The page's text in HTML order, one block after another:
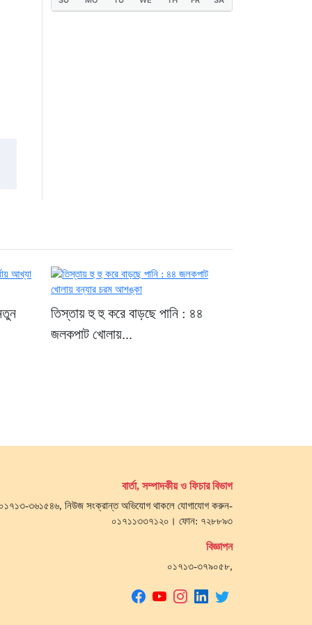
লাইন বাসের ধাক্কায়
তিস্তায় হু হু করে বাড়ছে পানি : ৪৪
জলকপাট খোলায়...
বার্তা, সম্পাদকীয় ও ফিচার বিভাগ
০১৭১৩-৩৬১৫৪৬, নিউজ সংক্রান্ত অভিযোগ থাকলে যোগাযোগ করুন-
০১৭১১৩৩৭১২০। ফোন: ৭২৮৮৯৩
বিজ্ঞাপন
০১৭১৩-৩৭৯০৫৮,